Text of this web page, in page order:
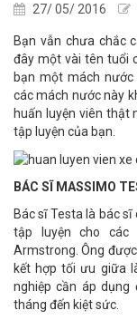
27/ 05/ 2016
Bạn vẫn chưa chắc
đây một vài tên tuổi
bạn một mách
các mách nước này
huấn luyện viên thật
tập luyện của bạn.
BÁC SĨ MASSIMO
Bác sĩ Testa là bác
tập luyện cho các
Armstrong. Ông
kết hợp tối ưu giữa
nghiệp cần áp
tháng đến kiệt sức.